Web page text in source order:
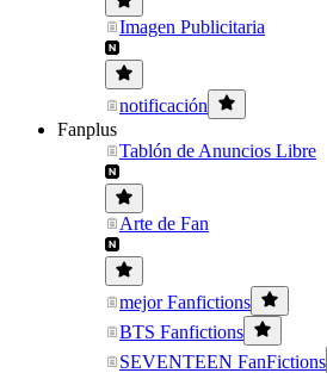
Imagen Publicitaria
notificación
Fanplus
Tablón de Anuncios Libre
Arte de Fan
mejor Fanfictions
BTS Fanfictions
SEVENTEEN FanFictions